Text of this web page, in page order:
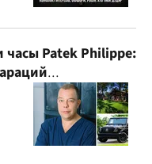
Patek Philippe:
НАПК?